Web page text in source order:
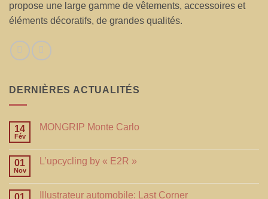
propose une large gamme de vêtements, accessoires et
éléments décoratifs, de grandes qualités.
DERNIÈRES ACTUALITÉS
14
Fév
MONGRIP Monte Carlo
01
Nov
L’upcycling by « E2R »
01 Illustrateur automobile: Last Corner